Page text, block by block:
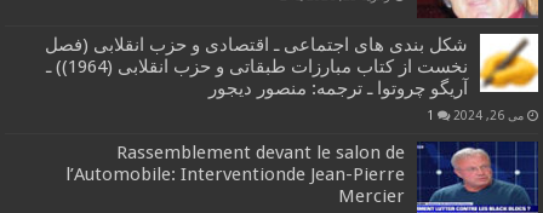
شکل بندی های اجتماعی ـ اقتصادی و حزب انقلابی (فصل
نخست از کتاب مبارزات طبقاتی و حزب انقلابی (1964)) ـ
آریگو چروتوا ـ ترجمه: منصور دیجور
می 26, 2024 1
Rassemblement devant le salon de
l’Automobile: Interventionde Jean-Pierre
Mercier